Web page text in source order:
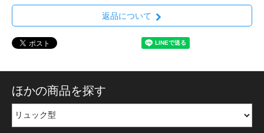
返品について
ほかの商品を探す